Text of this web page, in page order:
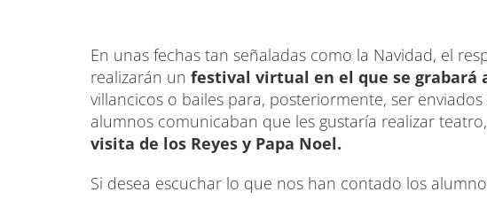
En unas fechas tan señaladas como la Navidad, el
realizarán un festival virtual en el que se grabará
villancicos o bailes para, posteriormente, ser
alumnos comunicaban que les gustaría realizar
visita de los Reyes y Papa Noel.
Si desea escuchar lo que nos han contado los